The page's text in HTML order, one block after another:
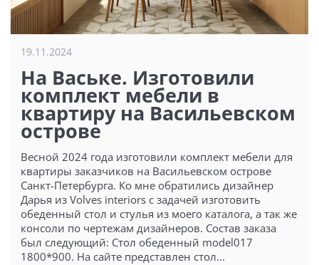
На Ваське. Изготовили
комплект мебели в
квартиру на Васильевском
острове
Весной 2024 года изготовили комплект мебели для
квартиры заказчиков на Васильевском острове
Санкт-Петербурга. Ко мне обратились дизайнер
Дарья из Volves interiors с задачей изготовить
обеденный стол и стулья из моего каталога, а так же
консоли по чертежам дизайнеров. Состав заказа
был следующий: Стол обеденный model017
1800*900. На сайте представлен стол...
19.11.2024